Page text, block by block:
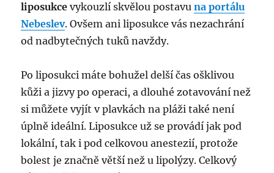
liposukce vykouzlí skvělou postavuna portálu
Nebeslev. Ovšem ani liposukce vás nezachrání
od nadbytečných tuků navždy.
Po liposukci máte bohužel delší čas ošklivou
kůži a jizvy po operaci, a dlouhé zotavování než
si můžete vyjít v plavkách na pláži také není
úplně ideální. Liposukce už se provádí jak pod
lokální, tak i pod celkovou anestezií, protože
bolest je značně větší než u lipolýzy. Celkový